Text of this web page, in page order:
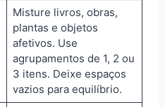
Misture livros, obras,
plantas e objetos
afetivos. Use
agrupamentos de 1, 2 ou
3 itens. Deixe espaços
vazios para equilíbrio.